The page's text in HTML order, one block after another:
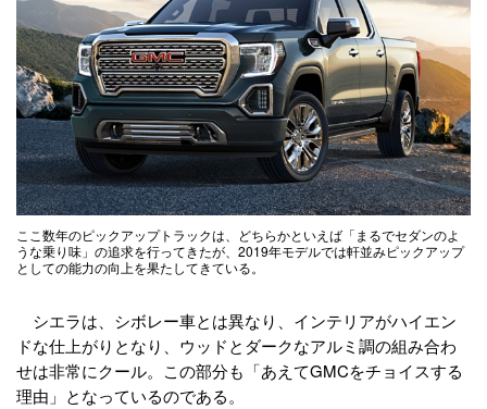
ここ数年のピックアップトラックは、どちらかといえば「まるでセダンのよ
うな乗り味」の追求を行ってきたが、2019年モデルでは軒並みピックアップ
としての能力の向上を果たしてきている。
シエラは、シボレー車とは異なり、インテリアがハイエン
ドな仕上がりとなり、ウッドとダークなアルミ調の組み合わ
せは非常にクール。この部分も「あえてGMCをチョイスする
理由」となっているのである。